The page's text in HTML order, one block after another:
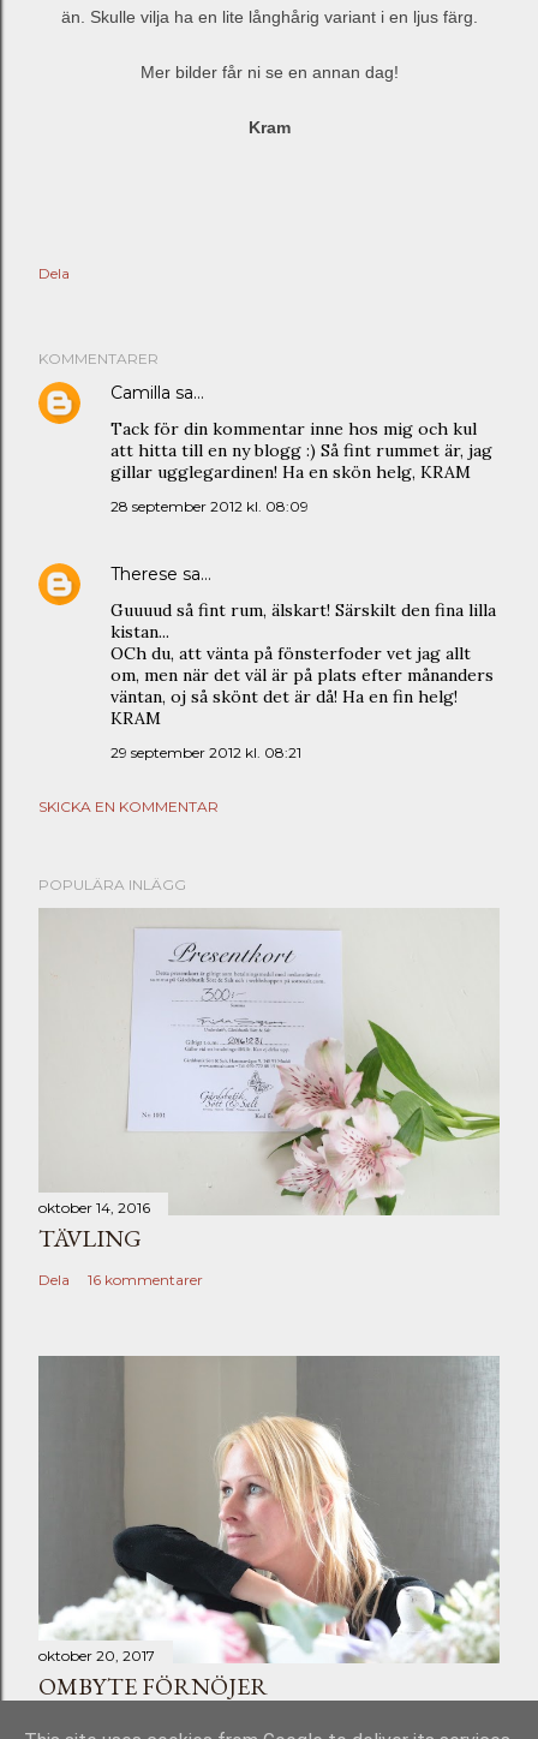
än. Skulle vilja ha en lite långhårig variant i en ljus färg.
Mer bilder får ni se en annan dag!
Kram
Dela
KOMMENTARER
Camilla sa…
Tack för din kommentar inne hos mig och kul
att hitta till en ny blogg :) Så fint rummet är, jag
gillar ugglegardinen! Ha en skön helg, KRAM
28 september 2012 kl. 08:09
Therese sa…
Guuuud så fint rum, älskart! Särskilt den fina lilla
kistan...
OCh du, att vänta på fönsterfoder vet jag allt
om, men när det väl är på plats efter månanders
väntan, oj så skönt det är då! Ha en fin helg!
KRAM
29 september 2012 kl. 08:21
SKICKA EN KOMMENTAR
POPULÄRA INLÄGG
oktober 14, 2016
TÄVLING
Dela 16 kommentarer
oktober 20, 2017
OMBYTE FÖRNÖJER